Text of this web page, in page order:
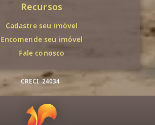
Recursos
Cadastre seu imóvel
Encomende seu imóvel
Fale conosco
CRECI 24034